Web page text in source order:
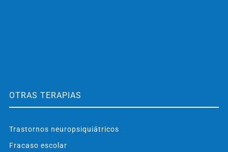
OTRAS TERAPIAS
Trastornos neuropsiquiátricos
Fracaso escolar